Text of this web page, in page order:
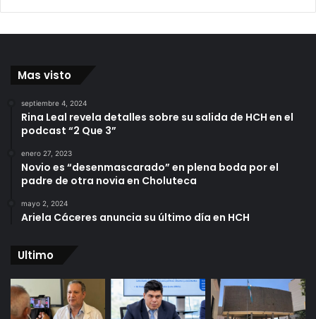
Mas visto
septiembre 4, 2024
Rina Leal revela detalles sobre su salida de HCH en el
podcast “2 Que 3”
enero 27, 2023
Novio es “desenmascarado” en plena boda por el
padre de otra novia en Choluteca
mayo 2, 2024
Ariela Cáceres anuncia su último día en HCH
Ultimo